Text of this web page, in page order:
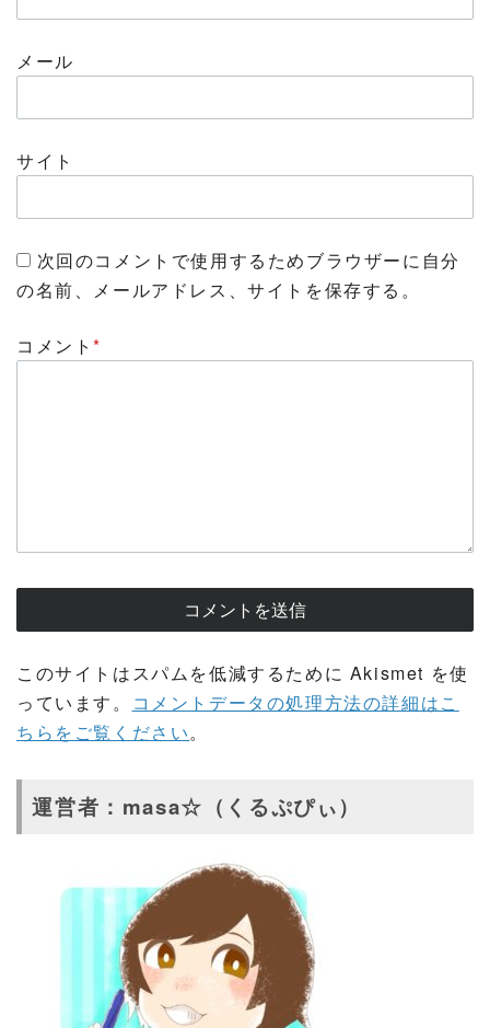
メール
サイト
次回のコメントで使用するためブラウザーに自分
の名前、メールアドレス、サイトを保存する。
コメント*
このサイトはスパムを低減するために Akismet を使
っています。
コメントデータの処理方法の詳細はこ
ちらをご覧ください。
運営者：masa☆（くるぷぴぃ）